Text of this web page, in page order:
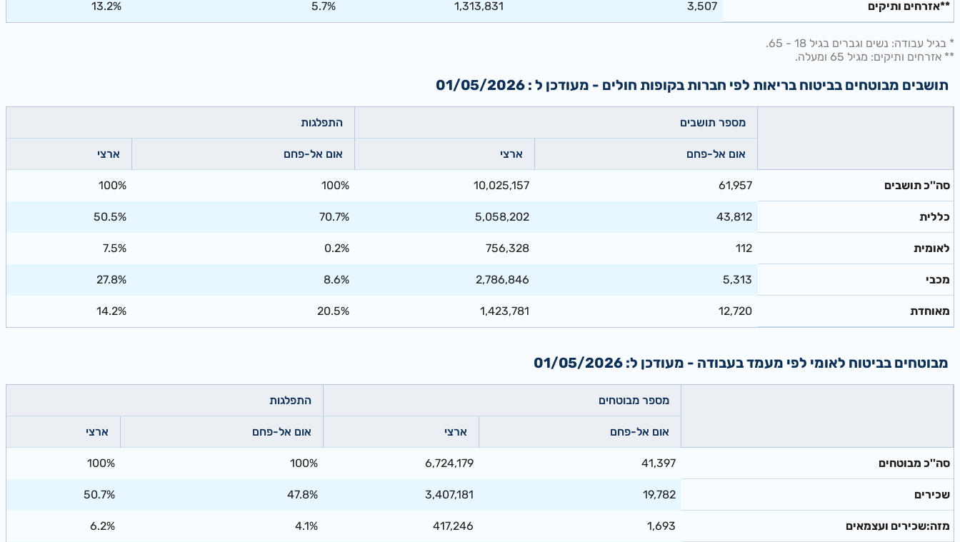
**אזרחים ותיקים 3,507
1,313,831
5.7%
13.2%
* בגיל עבודה: נשים וגברים בגיל 18 - 65.
** אזרחים ותיקים: מגיל 65 ומעלה.
תושבים מבוטחים בביטוח בריאות לפי חברות בקופות חולים - מעודכן ל : 01/05/2026
מספר תושבים התפלגות
אום אל-פחם ארצי אום אל-פחם ארצי
סה''כ תושבים 61,957
10,025,157
100%
100%
כללית 43,812
5,058,202
70.7%
50.5%
לאומית 112
756,328
0.2%
7.5%
מכבי 5,313
2,786,846
8.6%
27.8%
מאוחדת 12,720
1,423,781
20.5%
14.2%
מבוטחים בביטוח לאומי לפי מעמד בעבודה - מעודכן ל: 01/05/2026
מספר מבוטחים התפלגות
אום אל-פחם ארצי אום אל-פחם ארצי
סה''כ מבוטחים 41,397
6,724,179
100%
100%
שכירים 19,782
3,407,181
47.8%
50.7%
מזה:שכירים ועצמאים 1,693
417,246
4.1%
6.2%